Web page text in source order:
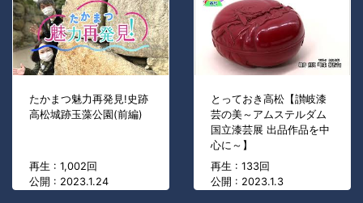
たかまつ魅力再発見!史跡
高松城跡玉藻公園(前編)
再生 : 1,002回
公開 : 2023.1.24
とっておき高松【讃岐漆
芸の美～アムステルダム
国立漆芸展 出品作品を中
心に～】
再生 : 133回
公開 : 2023.1.3